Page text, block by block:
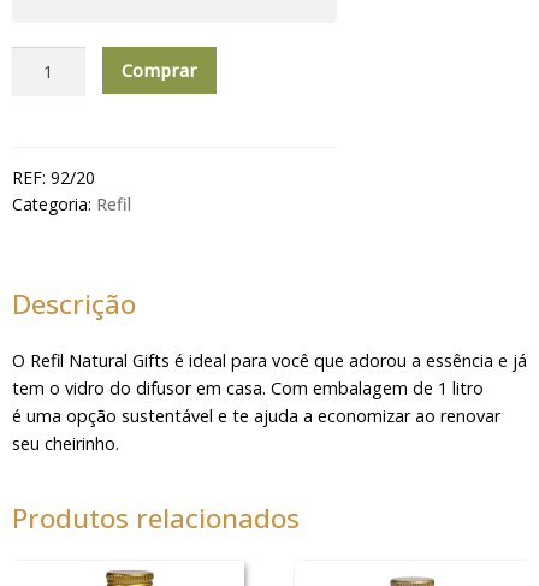
Sweet
Glamour
Comprar
REF: 92/20
Categoria: Refil
Descrição
O Refil Natural Gifts é ideal para você que adorou a essência e já
tem o vidro do difusor em casa. Com embalagem de 1 litro
é uma opção sustentável e te ajuda a economizar ao renovar
seu cheirinho.
Produtos relacionados